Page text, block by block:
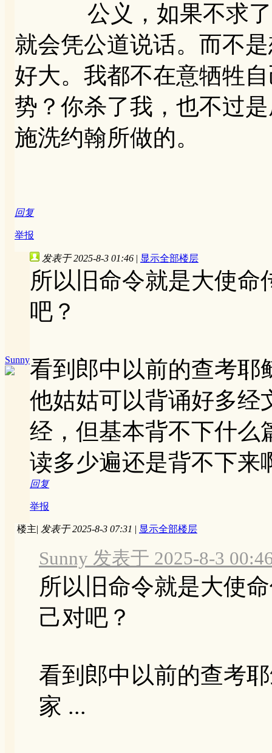
公义，如果不求了自
就会凭公道说话。而不
好大。我都不在意牺牲
势？你杀了我，也不过
施洗约翰所做的。
回复
举报
Sunny
发表于 2025-8-3 01:46 | 显示全部楼层
所以旧命令就是大使
吧？
看到郎中以前的查考耶
他姑姑可以背诵好多经
经，但基本背不下什么
读多少遍还是背不下来
回复
举报
楼主| 发表于 2025-8-3 07:31 | 显示全部楼层
Sunny 发表于 2025-8-3
所以旧命令就是大使
己对吧？
看到郎中以前的查考
家 ...